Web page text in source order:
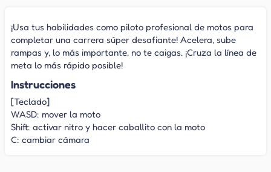
¡Usa tus habilidades como piloto profesional de motos para
completar una carrera súper desafiante! Acelera, sube
rampas y, lo más importante, no te caigas. ¡Cruza la línea de
meta lo más rápido posible!
Instrucciones
[Teclado]
WASD: mover la moto
Shift: activar nitro y hacer caballito con la moto
C: cambiar cámara